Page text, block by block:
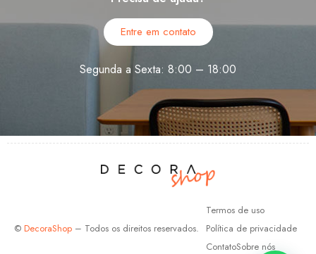
Entre em contato
Segunda a Sexta: 8:00 – 18:00
© DecoraShop – Todos os direitos reservados.
Termos de uso
Política de privacidade
ContatoSobre nós